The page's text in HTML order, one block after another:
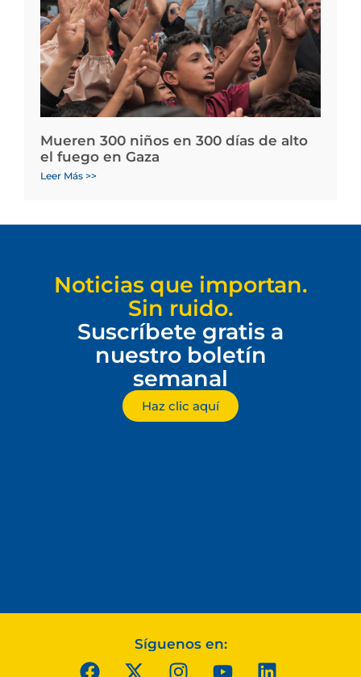
Mueren 300 niños en 300 días de alto
el fuego en Gaza
Leer Más >>
Noticias que importan.
Sin ruido.
Suscríbete gratis a
nuestro boletín
semanal
Haz clic aquí
Síguenos en: